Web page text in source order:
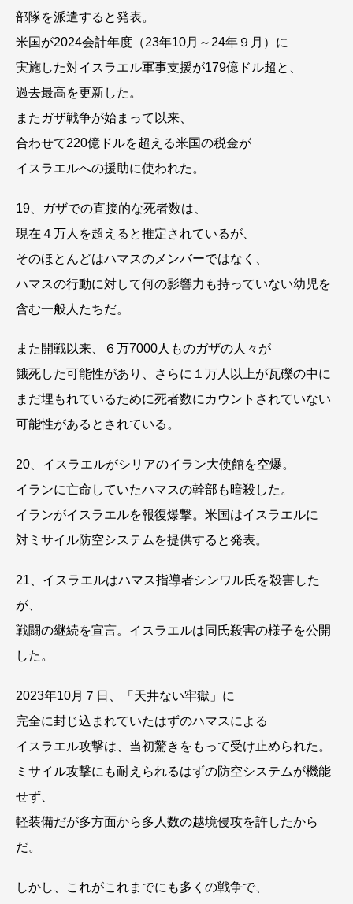
部隊を派遣すると発表。
米国が2024会計年度（23年10月～24年９月）に
実施した対イスラエル軍事支援が179億ドル超と、
過去最高を更新した。
またガザ戦争が始まって以来、
合わせて220億ドルを超える米国の税金が
イスラエルへの援助に使われた。
19、ガザでの直接的な死者数は、
現在４万人を超えると推定されているが、
そのほとんどはハマスのメンバーではなく、
ハマスの行動に対して何の影響力も持っていない幼児を
含む一般人たちだ。
また開戦以来、６万7000人ものガザの人々が
餓死した可能性があり、さらに１万人以上が瓦礫の中に
まだ埋もれているために死者数にカウントされていない
可能性があるとされている。
20、イスラエルがシリアのイラン大使館を空爆。
イランに亡命していたハマスの幹部も暗殺した。
イランがイスラエルを報復爆撃。米国はイスラエルに
対ミサイル防空システムを提供すると発表。
21、イスラエルはハマス指導者シンワル氏を殺害した
が、
戦闘の継続を宣言。イスラエルは同氏殺害の様子を公開
した。
2023年10月７日、「天井ない牢獄」に
完全に封じ込まれていたはずのハマスによる
イスラエル攻撃は、当初驚きをもって受け止められた。
ミサイル攻撃にも耐えられるはずの防空システムが機能
せず、
軽装備だが多方面から多人数の越境侵攻を許したから
だ。
しかし、これがこれまでにも多くの戦争で、